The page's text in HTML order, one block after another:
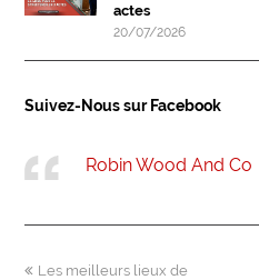
actes
20/07/2026
Suivez-Nous sur Facebook
Robin Wood And Co
previous
Les meilleurs lieux de